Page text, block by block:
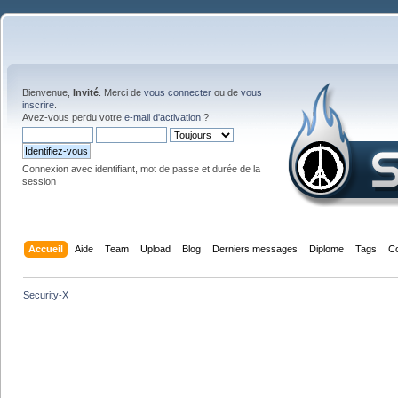
Bienvenue, Invité . Merci de vous connecter ou de vous
inscrire
Avez-vous perdu votre e-mail d'activation ?
Connexion avec identifiant, mot de passe et durée de la
session
Accueil Aide Team Upload Blog Derniers messages Diplome Tags
Security-X